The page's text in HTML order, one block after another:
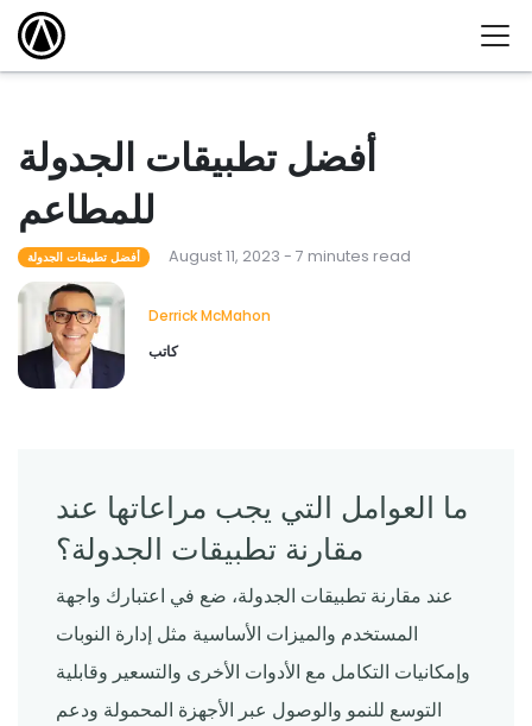
أفضل تطبيقات الجدولة
للمطاعم
أفضل تطبيقات الجدولة August 11, 2023 - 7 minutes read
Derrick McMahon
كاتب
ما العوامل التي يجب مراعاتها عند
مقارنة تطبيقات الجدولة؟
عند مقارنة تطبيقات الجدولة، ضع في اعتبارك واجهة
المستخدم والميزات الأساسية مثل إدارة النوبات
وإمكانيات التكامل مع الأدوات الأخرى والتسعير وقابلية
التوسع للنمو والوصول عبر الأجهزة المحمولة ودعم